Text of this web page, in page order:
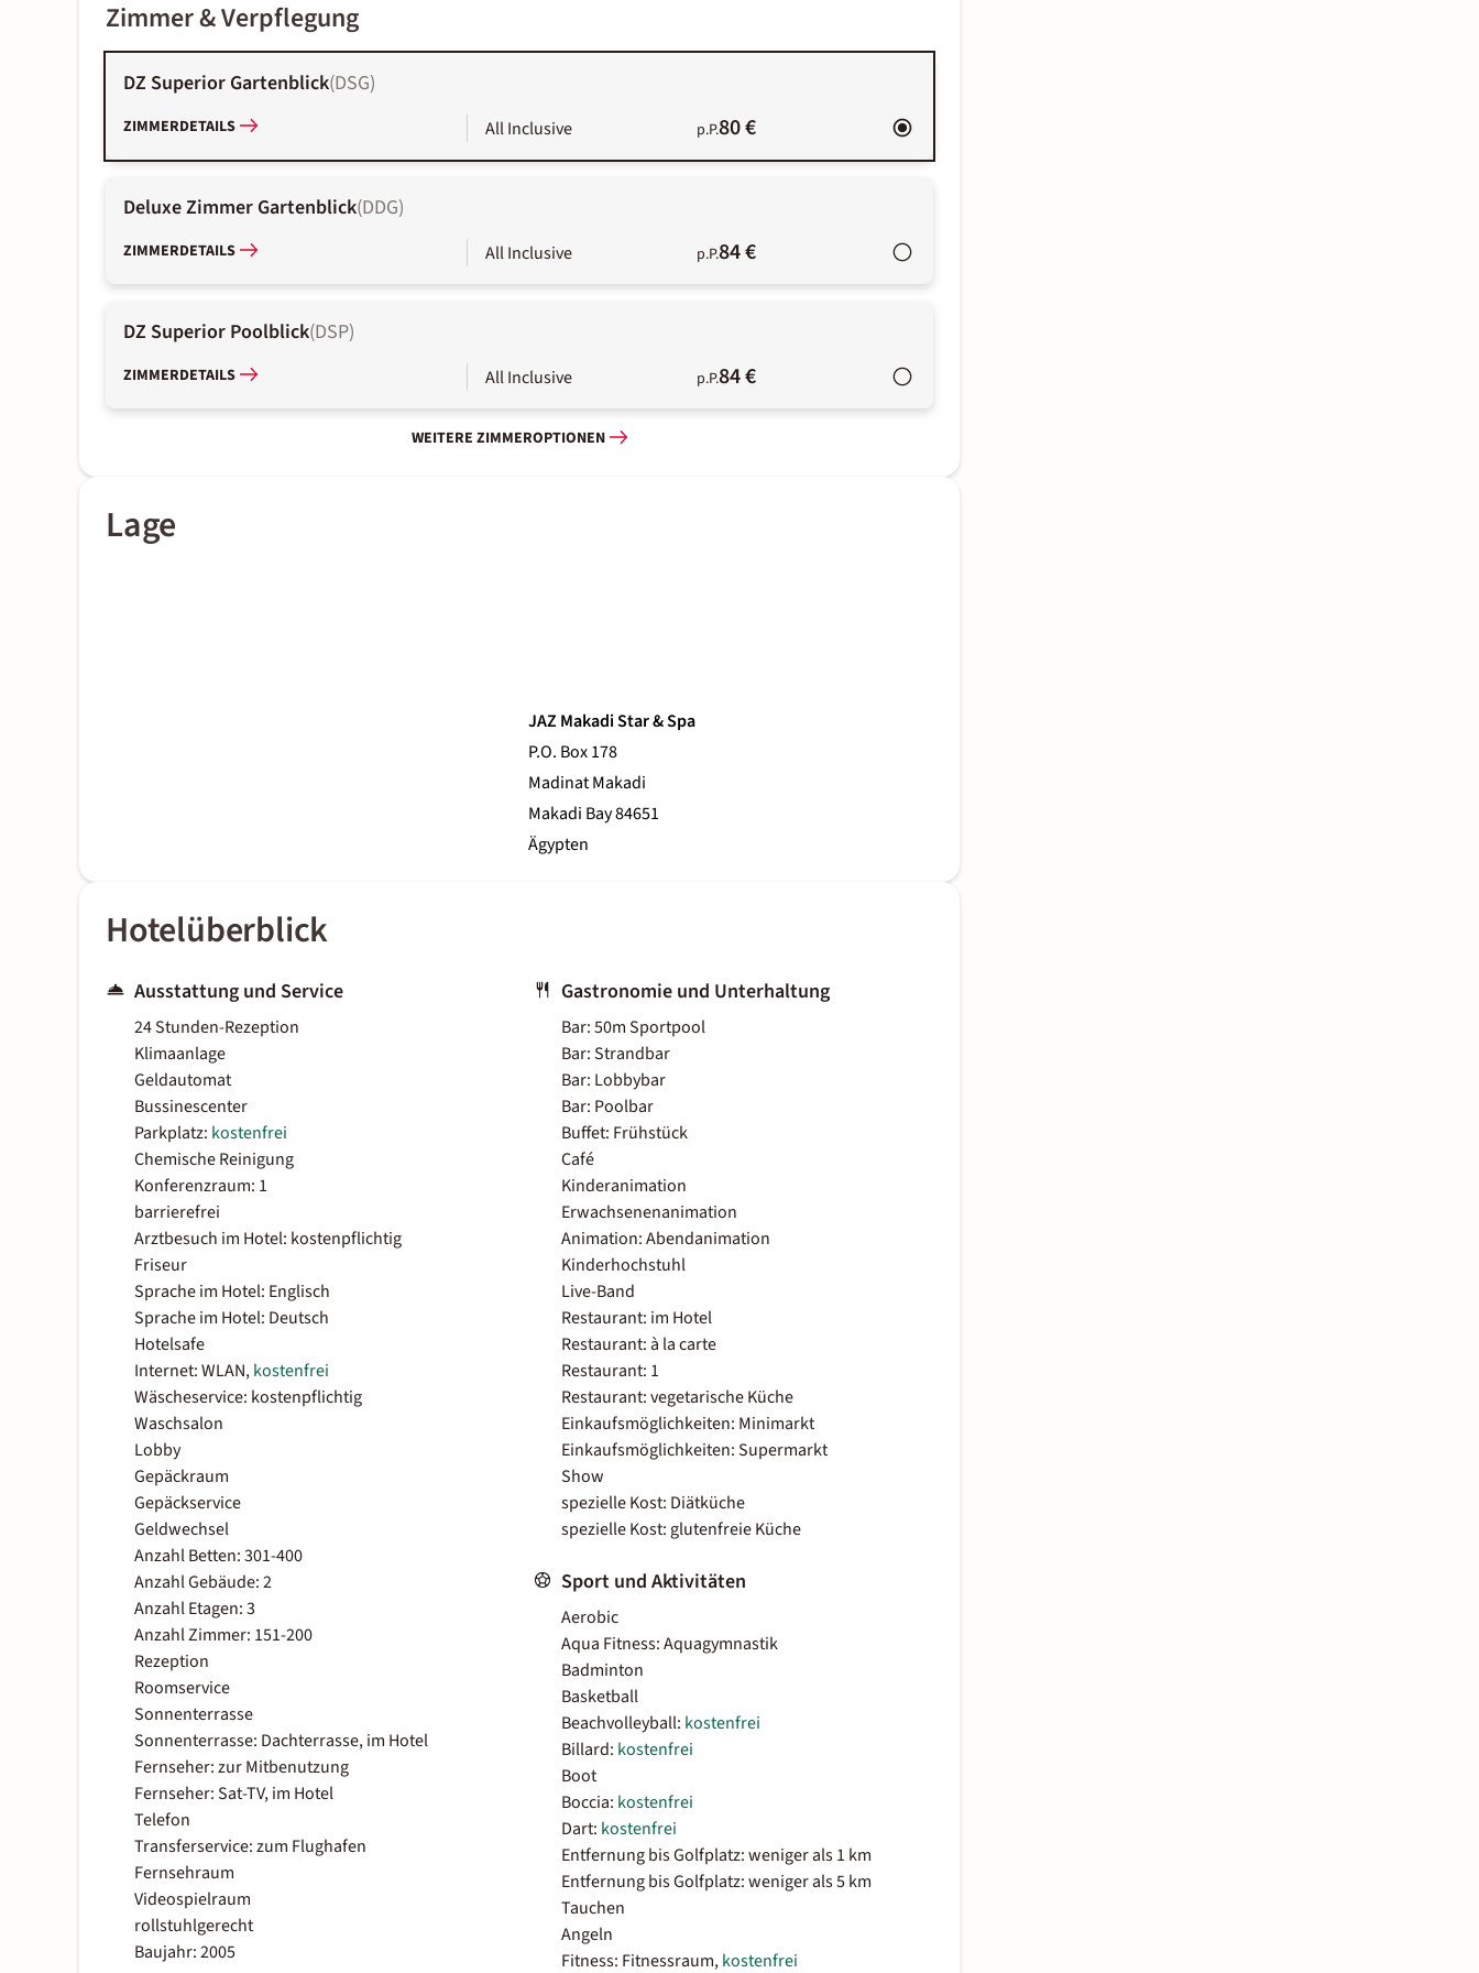
Zimmer & Verpflegung
DZ Superior Gartenblick(DSG)
ZIMMERDETAILS All Inclusive p.P.80 €
Deluxe Zimmer Gartenblick(DDG)
ZIMMERDETAILS All Inclusive p.P.84 €
DZ Superior Poolblick(DSP)
ZIMMERDETAILS All Inclusive p.P.84 €
WEITERE ZIMMEROPTIONEN
Lage
JAZ Makadi Star & Spa
P.O. Box 178
Madinat Makadi
Makadi Bay 84651
Ägypten
Hotelüberblick
Ausstattung und Service
24 Stunden-Rezeption
Klimaanlage
Geldautomat
Bussinescenter
Parkplatz: kostenfrei
Chemische Reinigung
Konferenzraum: 1
barrierefrei
Arztbesuch im Hotel: kostenpflichtig
Friseur
Sprache im Hotel: Englisch
Sprache im Hotel: Deutsch
Hotelsafe
Internet: WLAN,kostenfrei
Wäscheservice: kostenpflichtig
Waschsalon
Lobby
Gepäckraum
Gepäckservice
Geldwechsel
Anzahl Betten: 301-400
Anzahl Gebäude: 2
Anzahl Etagen: 3
Anzahl Zimmer: 151-200
Rezeption
Roomservice
Sonnenterrasse
Sonnenterrasse: Dachterrasse, im Hotel
Fernseher: zur Mitbenutzung
Fernseher: Sat-TV, im Hotel
Telefon
Transferservice: zum Flughafen
Fernsehraum
Videospielraum
rollstuhlgerecht
Baujahr: 2005
Gastronomie und Unterhaltung
Bar: 50m Sportpool
Bar: Strandbar
Bar: Lobbybar
Bar: Poolbar
Buffet: Frühstück
Café
Kinderanimation
Erwachsenenanimation
Animation: Abendanimation
Kinderhochstuhl
Live-Band
Restaurant: im Hotel
Restaurant: à la carte
Restaurant: 1
Restaurant: vegetarische Küche
Einkaufsmöglichkeiten: Minimarkt
Einkaufsmöglichkeiten: Supermarkt
Show
spezielle Kost: Diätküche
spezielle Kost: glutenfreie Küche
Sport und Aktivitäten
Aerobic
Aqua Fitness: Aquagymnastik
Badminton
Basketball
Beachvolleyball: kostenfrei
Billard: kostenfrei
Boot
Boccia: kostenfrei
Dart: kostenfrei
Entfernung bis Golfplatz: weniger als 1 km
Entfernung bis Golfplatz: weniger als 5 km
Tauchen
Angeln
Fitness: Fitnessraum,kostenfrei